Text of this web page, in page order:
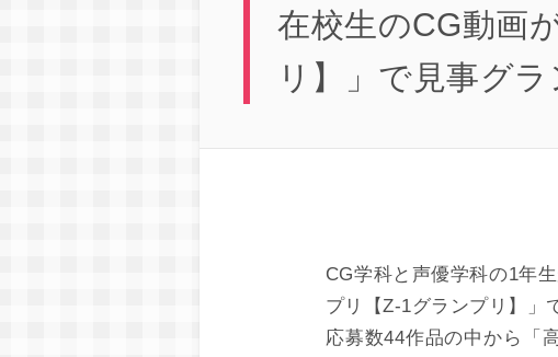
在校生のCG動画
リ】」で見事グ
CG学科と声優学科の1年
プリ【Z-1グランプリ】」
応募数44作品の中から「